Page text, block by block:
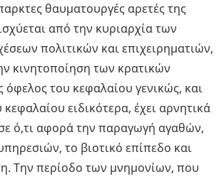
θαυματουργές αρετές της
από την κυριαρχία των
πολιτικών και επιχειρηματιών,
κινητοποίηση των κρατικών
όφελος του κεφαλαίου γενικώς, και
ειδικότερα, έχει αρνητικά
ό,τι αφορά την παραγωγή αγαθών,
το βιοτικό επίπεδο και
Την περίοδο των μνημονίων, που